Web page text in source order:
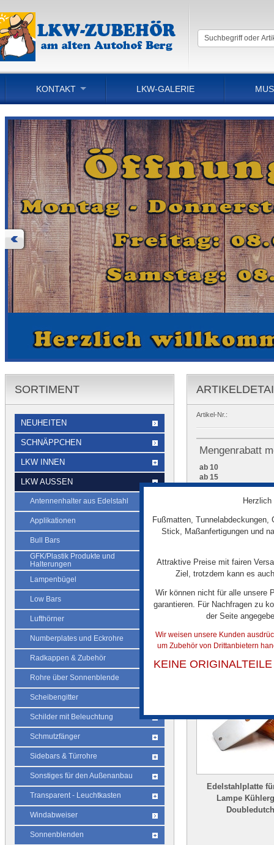
KONTAKT LKW-GALERIE
Artikel-Nr.:
Mengenrabatt
ab 10
ab 15
Ï¿½HNLICHE
Edelstahlplatte
Lampe
Doubledutch
SORTIMENT
NEUHEITEN
SCHNÄPPCHEN
LKW INNEN
LKW AUSSEN
Antennenhalter aus Edelstahl
Applikationen
Bull Bars
GFK/Plastik Produkte und
Halterungen
Lampenbügel
Low Bars
Lufthörner
Numberplates und Eckrohre
Radkappen & Zubehör
Rohre über Sonnenblende
Scheibengitter
Schilder mit Beleuchtung
Schmutzfänger
Sidebars & Türrohre
Sonstiges für den Außenanbau
Transparent - Leuchtkasten
Windabweiser
Sonnenblenden
Herzlich
Fußmatten, Tunnelabdeckungen,
Stick, Maßanfertigungen und
Attraktive Preise mit fairen
Ziel, trotzdem kann es
Wir können nicht für alle unsere
garantieren. Für Nachfragen zu
der Seite
Wir weisen unsere Kunden
um Zubehör von Drittanbietern
KEINE